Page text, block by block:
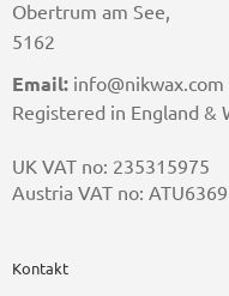
Obertrum am See,
5162
Email: info@nikwax.com
Registered in England &
UK VAT no: 235315975
Austria VAT no:
Kontakt